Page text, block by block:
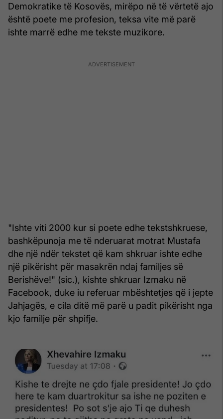
Demokratike të Kosovës, mirëpo në të vërtetë ajo
është poete me profesion, teksa vite më parë
ishte marrë edhe me tekste muzikore.
"Ishte viti 2000 kur si poete edhe tekstshkruese,
bashkëpunoja me të nderuarat motrat Mustafa
dhe një ndër tekstet që kam shkruar ishte edhe
një pikërisht për masakrën ndaj familjes së
Berishëve!" (sic.), kishte shkruar Izmaku në
Facebook, duke iu referuar mbështetjes që i jepte
Jahjagës, e cila ditë më parë u padit pikërisht nga
kjo familje për shpifje.